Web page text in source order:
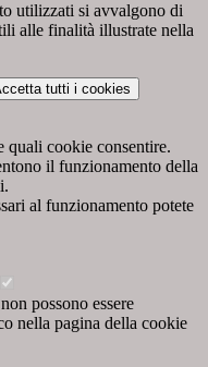
utilizzati si avvalgono di
alle finalità illustrate nella
tutti i cookies
quali cookie consentire.
il funzionamento della
al funzionamento potete
possono essere
nella pagina della cookie